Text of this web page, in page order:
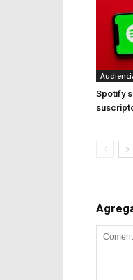
Spotify